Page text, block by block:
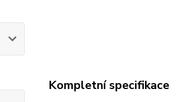
Kompletní specifikace